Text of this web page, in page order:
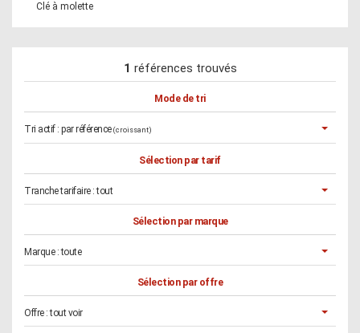
Clé à molette
1 références trouvés
Mode de tri
Tri actif : par référence (croissant)
Sélection par tarif
Tranche tarifaire :tout
Sélection par marque
Marque :toute
Sélection par offre
Offre :tout voir